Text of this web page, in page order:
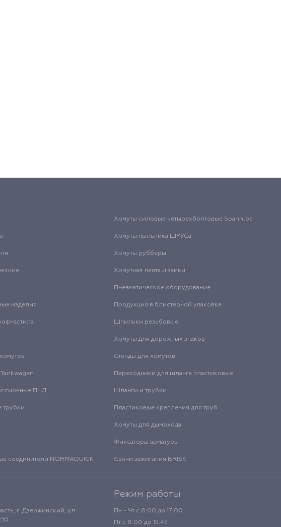
Хомуты силовые четырехболтовые Spannloc
Хомуты пыльника ШРУСа
Хомуты рубберы
Хомутная лента и замки
Пневматическое оборудование
изделия Продукция в блистерной упаковке
Шпильки резьбовые
Хомуты для дорожных знаков
Стенды для хомутов
Переходники для шланга пластиковые
ПНД Шланги и трубки
трубки Пластиковые крепления для труб
Хомуты для дымохода
Фиксаторы арматуры
соединители NORMAQUICK Свечи зажигания BRISK
г. Дзержинский, ул.
Режим работы
Пн - Чт с 8:00 до 17:00
Пт с 8:00 до 15:45